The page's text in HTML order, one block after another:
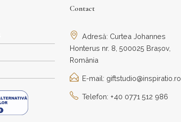
Contact
Adresă: Curtea Johannes
Honterus nr. 8, 500025 Brașov,
România
E-mail: giftstudio@inspiratio.ro
Telefon: +40 0771 512 986